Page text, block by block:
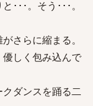
･･･。そう･･･。
さらに縮まる。
しく包み込んで
ダンスを踊る二